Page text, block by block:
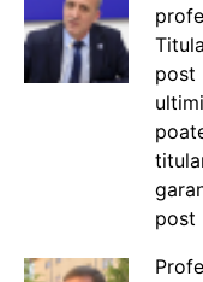
post
post